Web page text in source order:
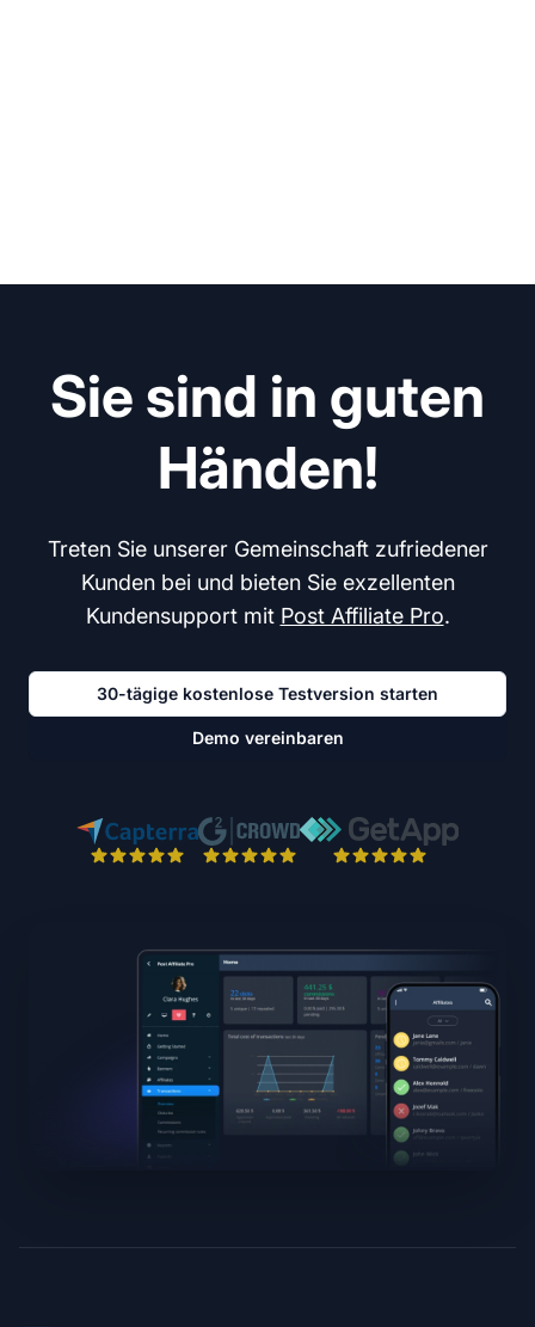
Sie sind in guten
Händen!
Treten Sie unserer Gemeinschaft zufriedener
Kunden bei und bieten Sie exzellenten
Kundensupport mit Post Affiliate Pro.
30-tägige kostenlose Testversion starten
Demo vereinbaren